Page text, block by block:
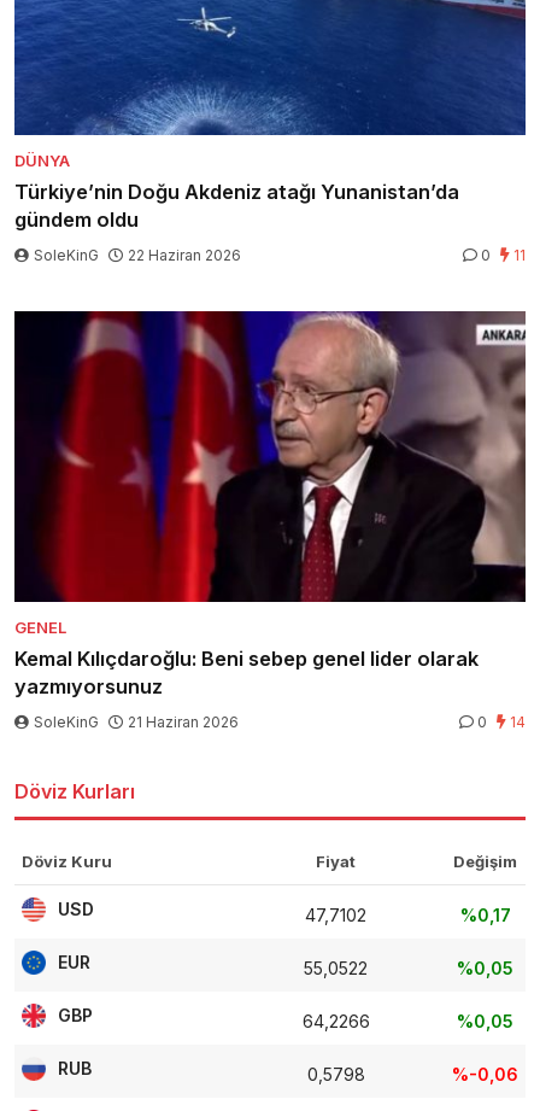
DÜNYA
Türkiye’nin Doğu Akdeniz atağı Yunanistan’da
gündem oldu
SoleKinG 22 Haziran 2026 0 11
GENEL
Kemal Kılıçdaroğlu: Beni sebep genel lider olarak
yazmıyorsunuz
SoleKinG 21 Haziran 2026 0 14
Döviz Kurları
Döviz Kuru Fiyat Değişim
USD 47,7102 %0,17
EUR 55,0522 %0,05
GBP 64,2266 %0,05
RUB 0,5798 %-0,06